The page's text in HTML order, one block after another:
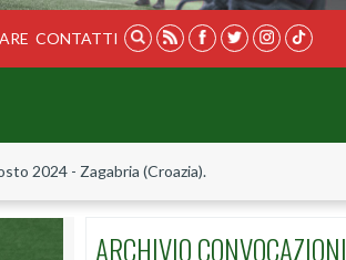
CONTATTI
2024 - Zagabria (Croazia).
ARCHIVIO CONVOCAZIONI